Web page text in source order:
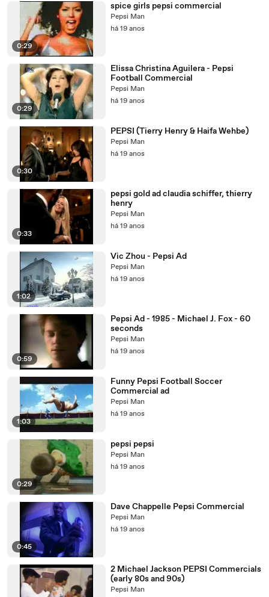
0:29
spice girls pepsi commercial
Pepsi Man
há 19 anos
0:29
Elissa Christina Aguilera - Pepsi
Football Commercial
Pepsi Man
há 19 anos
0:30
PEPSI (Tierry Henry & Haifa Wehbe)
Pepsi Man
há 19 anos
0:33
pepsi gold ad claudia schiffer, thierry
henry
Pepsi Man
há 19 anos
1:02
Vic Zhou - Pepsi Ad
Pepsi Man
há 19 anos
0:59
Pepsi Ad - 1985 - Michael J. Fox - 60
seconds
Pepsi Man
há 19 anos
1:03
Funny Pepsi Football Soccer
Commercial ad
Pepsi Man
há 19 anos
0:29
pepsi pepsi
Pepsi Man
há 19 anos
0:45
Dave Chappelle Pepsi Commercial
Pepsi Man
há 19 anos
2 Michael Jackson PEPSI Commercials
(early 80s and 90s)
Pepsi Man